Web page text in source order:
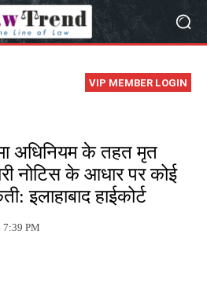
VIP MEMBER LOGIN
अधिनियम के तहत मृत
नोटिस के आधार पर कोई
इलाहाबाद हाईकोर्ट
7:39 PM